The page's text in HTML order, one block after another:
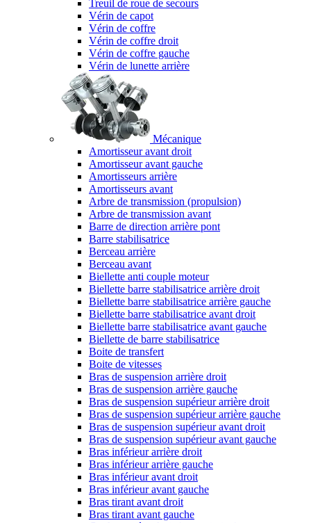
Treuil de roue de secours
Vérin de capot
Vérin de coffre
Vérin de coffre droit
Vérin de coffre gauche
Vérin de lunette arrière
Mécanique
Amortisseur avant droit
Amortisseur avant gauche
Amortisseurs arrière
Amortisseurs avant
Arbre de transmission (propulsion)
Arbre de transmission avant
Barre de direction arrière pont
Barre stabilisatrice
Berceau arrière
Berceau avant
Biellette anti couple moteur
Biellette barre stabilisatrice arrière droit
Biellette barre stabilisatrice arrière gauche
Biellette barre stabilisatrice avant droit
Biellette barre stabilisatrice avant gauche
Biellette de barre stabilisatrice
Boite de transfert
Boite de vitesses
Bras de suspension arrière droit
Bras de suspension arrière gauche
Bras de suspension supérieur arrière droit
Bras de suspension supérieur arrière gauche
Bras de suspension supérieur avant droit
Bras de suspension supérieur avant gauche
Bras inférieur arrière droit
Bras inférieur arrière gauche
Bras inférieur avant droit
Bras inférieur avant gauche
Bras tirant avant droit
Bras tirant avant gauche